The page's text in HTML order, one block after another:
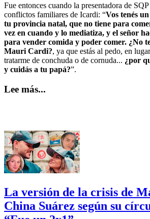
Fue entonces cuando la presentadora de
conflictos familiares de Icardi: “Vos tenés
tu provincia natal, que no tiene para
vez en cuando y lo mediatiza, y el señor
para vender comida y poder comer. ¿No
Mauri Cardi?, ya que estás al pedo, en
tratarme de conchuda o de cornuda... ¿por
y cuidás a tu papá?”.
Lee más...
La versión de la crisis de
China Suárez según su